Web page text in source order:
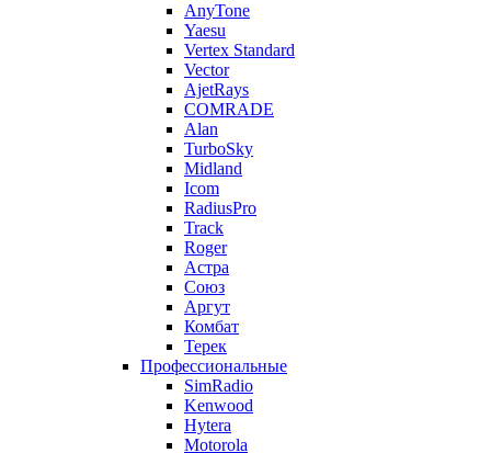
AnyTone
Yaesu
Vertex Standard
Vector
AjetRays
COMRADE
Alan
TurboSky
Midland
Icom
RadiusPro
Track
Roger
Астра
Союз
Аргут
Комбат
Терек
Профессиональные
SimRadio
Kenwood
Hytera
Motorola